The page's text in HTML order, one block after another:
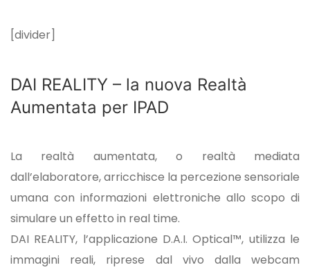
[divider]
DAI REALITY – la nuova Realtà
Aumentata per IPAD
La realtà aumentata, o realtà mediata
dall’elaboratore, arricchisce la percezione sensoriale
umana con informazioni elettroniche allo scopo di
simulare un effetto in real time.
DAI REALITY, l’applicazione D.A.I. Optical™, utilizza le
immagini reali, riprese dal vivo dalla webcam